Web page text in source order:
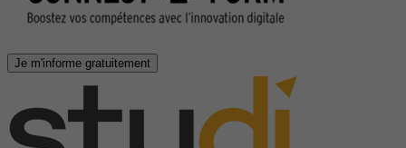
Je m'informe gratuitement